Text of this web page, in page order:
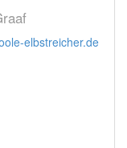
elbstreicher.de